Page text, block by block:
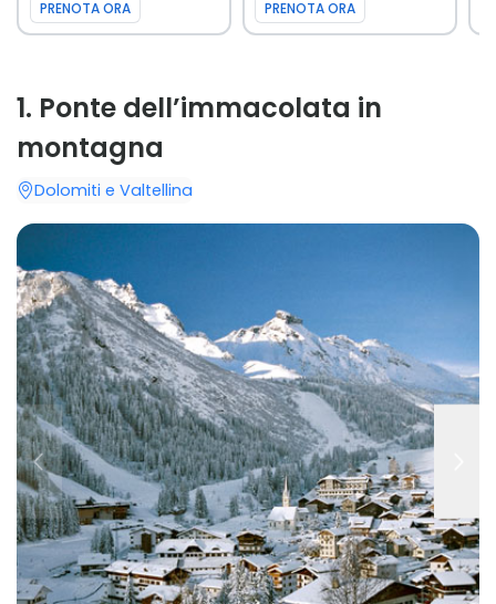
PRENOTA ORA PRENOTA ORA
1. Ponte dell’immacolata in
montagna
Dolomiti e Valtellina